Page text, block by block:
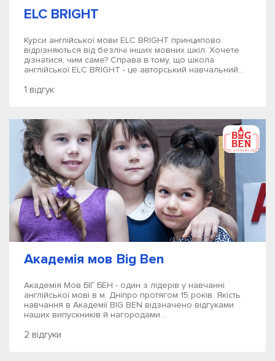
ELC BRIGHT
Курси англійської мови ELC BRIGHT принципово
відрізняються від безлічі інших мовних шкіл. Хочете
дізнатися, чим саме? Справа в тому, що школа
англійської ELC BRIGHT - це авторський навчальний...
1 відгук
Академія мов Big Ben
Академія Мов БІГ БЕН - один з лідерів у навчанні
англійської мові в м. Дніпро протягом 15 років. Якість
навчання в Академії BIG BEN відзначено відгуками
наших випускників й нагородами...
2 відгуки